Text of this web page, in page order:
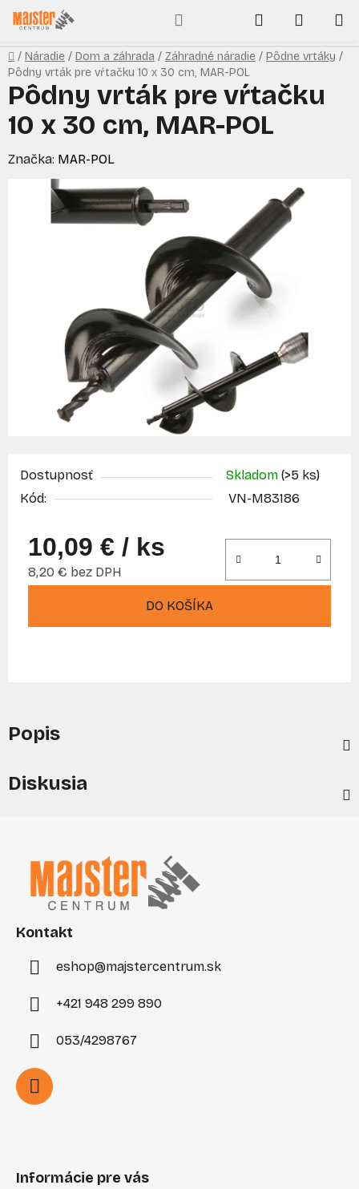
Prejsť
na
obsah
Hľadať
KOŠÍK
Domov
/ Náradie / Dom a záhrada / Záhradné náradie / Pôdne vrtáky /
Pôdny vrták pre vŕtačku 10 x 30 cm, MAR-POL
Dostupnosť Skladom (>5 ks)
Kód:
VN-M83186
10,09 € / ks
8,20 € bez DPH
DO KOŠÍKA
Pôdny vrták pre vŕtačku
10 x 30 cm, MAR-POL
Značka: MAR-POL
Popis
Diskusia
Kontakt
eshop@majstercentrum.sk
+421 948 299 890
053/4298767
Informácie pre vás